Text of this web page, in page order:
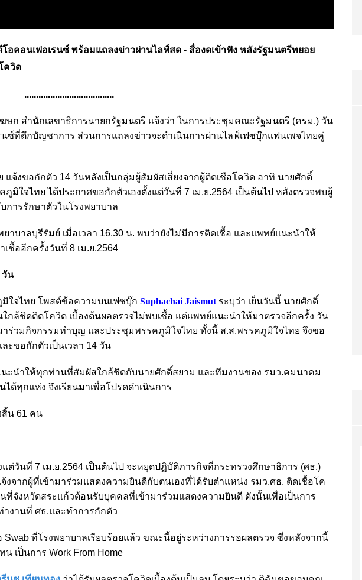
อคอนเฟอเรนซ์ พร้อมแถลงข่าวผ่านไลฟ์สด - สื่องดเข้าฟัง หลังรัฐมนตรีทยอย
ควิด
......................................
ฆษก สำนักเลขาธิการนายกรัฐมนตรี แจ้งว่า ในการประชุมคณะรัฐมนตรี (ครม.) วัน
ซ์ที่ตึกบัญชาการ ส่วนการแถลงข่าวจะดำเนินการผ่านไลฟ์เฟซบุ๊กแฟนเพจไทยคู่
จ้งขอกักตัว 14 วันหลังเป็นกลุ่มผู้สัมผัสเสี่ยงจากผู้ติดเชือโควิด อาทิ นายศักดิ์
ใจไทย ได้ประกาศขอกักตัวเองตั้งแต่วันที่ 7 เม.ย.2564 เป็นต้นไป หลังตรวจพบผู้
การรักษาตัวในโรงพยาบาล
าบาลบุรีรัมย์ เมื่อเวลา 16.30 น. พบว่ายังไม่มีการติดเชื้อ และแพทย์แนะนำให้
ชื้ออีกครั้งวันที่ 8 เม.ย.2564
วัน
ใจไทย โพสต์ข้อความบนเฟซบุ๊ก Suphachai Jaismut ระบุว่า เย็นวันนี้ นายศักดิ์
กล้ชิดติดโควิด เบื้องต้นผลตรวจไม่พบเชื้อ แต่แพทย์แนะนำให้มาตรวจอีกครั้ง วัน
าร่วมกิจกรรมทำบุญ และประชุมพรรคภูมิใจไทย ทั้งนี้ ส.ส.พรรคภูมิใจไทย จึงขอ
ะขอกักตัวเป็นเวลา 14 วัน
นำให้ทุกท่านที่สัมผัสใกล้ชิดกับนายศักดิ์สยาม และทีมงานของ รมว.คมนาคม
ด้ทุกแห่ง จึงเรียนมาเพื่อโปรดดำเนินการ
สิ้น 61 คน
ต่วันที่ 7 เม.ย.2564 เป็นต้นไป จะหยุดปฏิบัติภารกิจที่กระทรวงศึกษาธิการ (ศธ.)
งจากผู้ที่เข้ามาร่วมแสดงความยินดีกับตนเองที่ได้รับตำแหน่ง รมว.ศธ. ติดเชื้อโค
นที่จังหวัดสระแก้วต้อนรับบุคคลที่เข้ามาร่วมแสดงความยินดี ดังนั้นเพื่อเป็นการ
งานที่ ศธ.และทำการกักตัว
ที่โรงพยาบาลเรียบร้อยแล้ว ขณะนี้อยู่ระหว่างการรอผลตรวจ ซึ่งหลังจากนี้
เป็นการ Work From Home